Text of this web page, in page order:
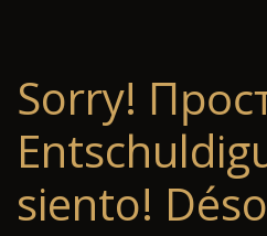
Sorry!
siento!